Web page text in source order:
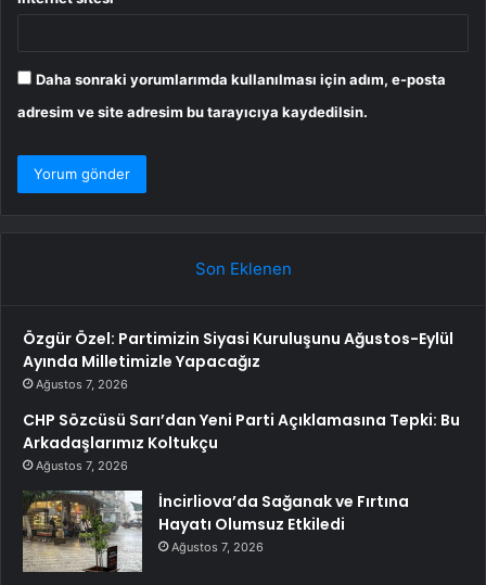
Daha sonraki yorumlarımda kullanılması için adım, e-posta
adresim ve site adresim bu tarayıcıya kaydedilsin.
Son Eklenen
Özgür Özel: Partimizin Siyasi Kuruluşunu Ağustos-Eylül
Ayında Milletimizle Yapacağız
Ağustos 7, 2026
CHP Sözcüsü Sarı’dan Yeni Parti Açıklamasına Tepki: Bu
Arkadaşlarımız Koltukçu
Ağustos 7, 2026
İncirliova’da Sağanak ve Fırtına
Hayatı Olumsuz Etkiledi
Ağustos 7, 2026